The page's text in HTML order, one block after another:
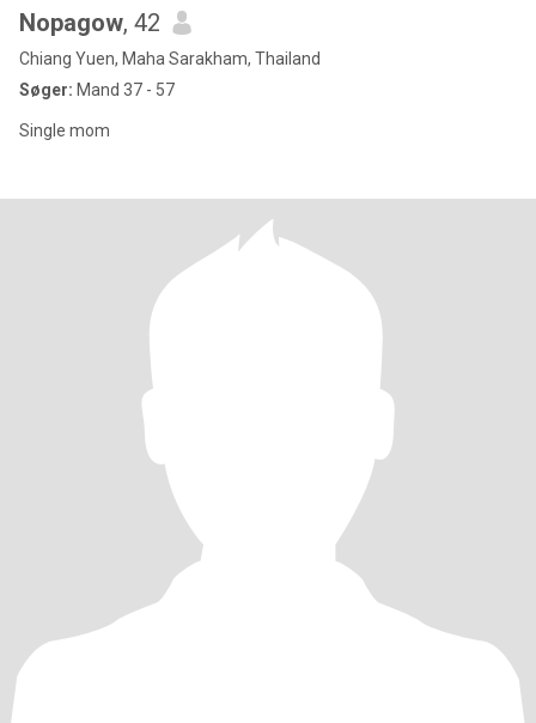
Nopagow, 42
Chiang Yuen, Maha Sarakham, Thailand
Søger: Mand 37 - 57
Single mom